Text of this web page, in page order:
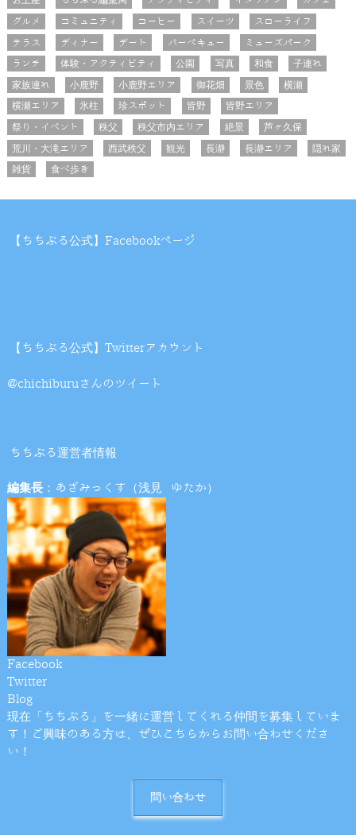
グルメ
コミュニティ コーヒー スイーツ
スローライフ
テラス
ディナー デート バーベキュー
ミューズパーク
ランチ
体験・アクティビティ 公園 写真 和食
子連れ
家族連れ
小鹿野 小鹿野エリア 御花畑 景色
横瀬
横瀬エリア
氷柱 珍スポット 皆野
皆野エリア
祭り・イベント
秩父 秩父市内エリア 絶景
芦ヶ久保
荒川・大滝エリア
西武秩父 観光 長瀞 長瀞エリア
隠れ家
雑貨
食べ歩き
【ちちぶる公式】Facebookページ
【ちちぶる公式】Twitterアカウント
@chichiburuさんのツイート
ちちぶる運営者情報
編集長：あざみっくす（浅見 ゆたか）
Facebook
Twitter
Blog
現在「ちちぶる」を一緒に運営してくれる仲間を募集していま
す！ご興味のある方は、ぜひこちらからお問い合わせくださ
い！
問い合わせ